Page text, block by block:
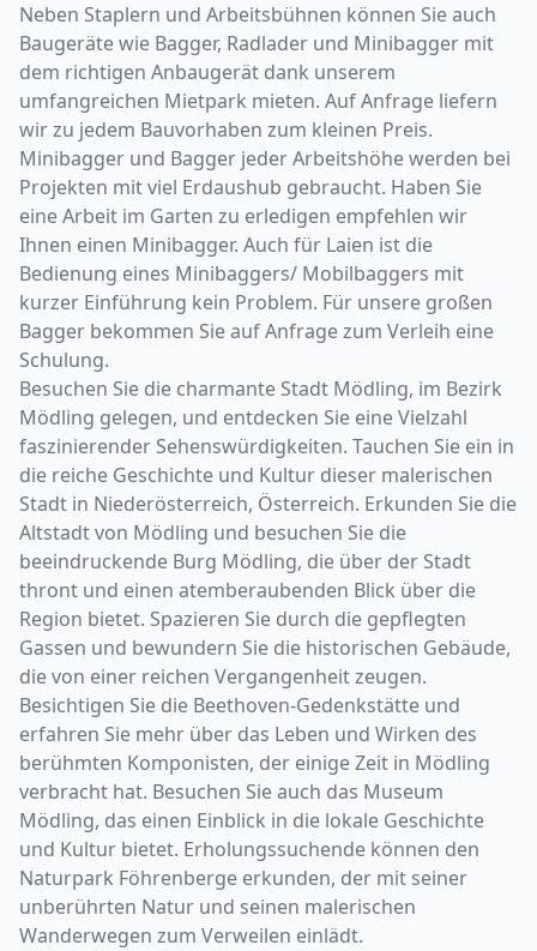
Neben Staplern und Arbeitsbühnen können Sie auch
Baugeräte wie Bagger, Radlader und Minibagger mit
dem richtigen Anbaugerät dank unserem
umfangreichen Mietpark mieten. Auf Anfrage liefern
wir zu jedem Bauvorhaben zum kleinen Preis.
Minibagger und Bagger jeder Arbeitshöhe werden bei
Projekten mit viel Erdaushub gebraucht. Haben Sie
eine Arbeit im Garten zu erledigen empfehlen wir
Ihnen einen Minibagger. Auch für Laien ist die
Bedienung eines Minibaggers/ Mobilbaggers mit
kurzer Einführung kein Problem. Für unsere großen
Bagger bekommen Sie auf Anfrage zum Verleih eine
Schulung.
Besuchen Sie die charmante Stadt Mödling, im Bezirk
Mödling gelegen, und entdecken Sie eine Vielzahl
faszinierender Sehenswürdigkeiten. Tauchen Sie ein in
die reiche Geschichte und Kultur dieser malerischen
Stadt in Niederösterreich, Österreich. Erkunden Sie die
Altstadt von Mödling und besuchen Sie die
beeindruckende Burg Mödling, die über der Stadt
thront und einen atemberaubenden Blick über die
Region bietet. Spazieren Sie durch die gepflegten
Gassen und bewundern Sie die historischen Gebäude,
die von einer reichen Vergangenheit zeugen.
Besichtigen Sie die Beethoven-Gedenkstätte und
erfahren Sie mehr über das Leben und Wirken des
berühmten Komponisten, der einige Zeit in Mödling
verbracht hat. Besuchen Sie auch das Museum
Mödling, das einen Einblick in die lokale Geschichte
und Kultur bietet. Erholungssuchende können den
Naturpark Föhrenberge erkunden, der mit seiner
unberührten Natur und seinen malerischen
Wanderwegen zum Verweilen einlädt.